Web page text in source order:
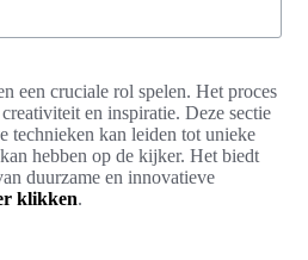
een cruciale rol spelen. Het proces
en inspiratie. Deze sectie
technieken kan leiden tot unieke
hebben op de kijker. Het biedt
duurzame en innovatieve
klikken.